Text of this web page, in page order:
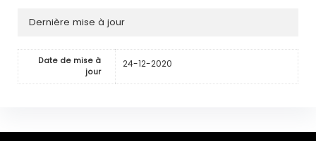
Dernière mise à jour
Date de mise à
jour
24-12-2020